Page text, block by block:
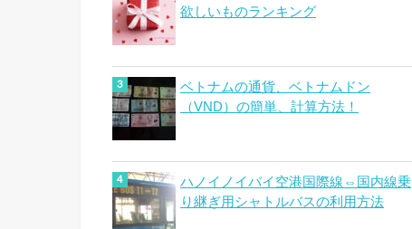
欲しいものランキング
ベトナムの通貨、ベトナムドン
（VND）の簡単、計算方法！
ハノイノイバイ空港国際線⇔国内線乗
り継ぎ用シャトルバスの利用方法